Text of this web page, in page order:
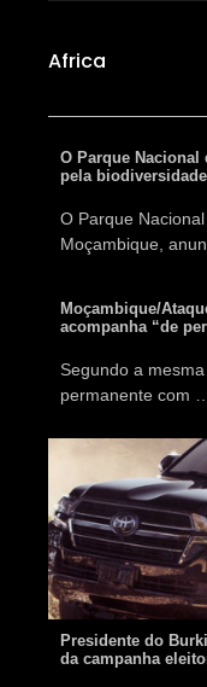
Africa
O Parque Nacional
pela
O Parque
Moçambique,
Moçambique/
acompanha “de
Segundo a
permanente com …
Presidente do
da campanha